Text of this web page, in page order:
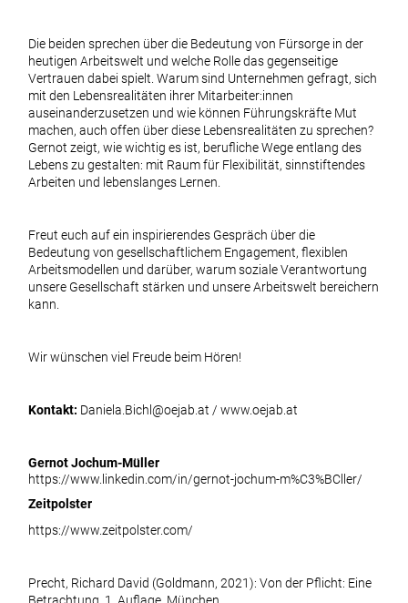
Die beiden sprechen über die Bedeutung von Fürsorge in der
heutigen Arbeitswelt und welche Rolle das gegenseitige
Vertrauen dabei spielt. Warum sind Unternehmen gefragt, sich
mit den Lebensrealitäten ihrer Mitarbeiter:innen
auseinanderzusetzen und wie können Führungskräfte Mut
machen, auch offen über diese Lebensrealitäten zu sprechen?
Gernot zeigt, wie wichtig es ist, berufliche Wege entlang des
Lebens zu gestalten: mit Raum für Flexibilität, sinnstiftendes
Arbeiten und lebenslanges Lernen.
Freut euch auf ein inspirierendes Gespräch über die
Bedeutung von gesellschaftlichem Engagement, flexiblen
Arbeitsmodellen und darüber, warum soziale Verantwortung
unsere Gesellschaft stärken und unsere Arbeitswelt bereichern
kann.
Wir wünschen viel Freude beim Hören!
Kontakt: Daniela.Bichl@oejab.at /www.oejab.at
Gernot Jochum-Müller
https://www.linkedin.com/in/gernot-jochum-m%C3%BCller/
Zeitpolster
https://www.zeitpolster.com/
Precht, Richard David (Goldmann, 2021): Von der Pflicht: Eine
Betrachtung, 1. Auflage, München.